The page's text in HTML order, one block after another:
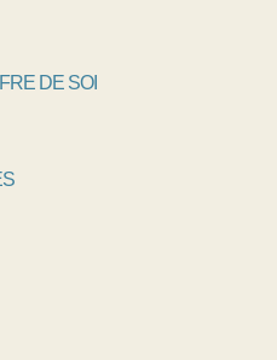
DE SOINS EGOS